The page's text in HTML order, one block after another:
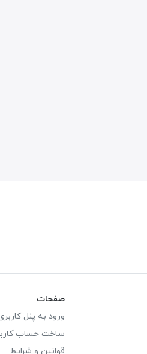
صفحات
ورود به پنل
ساخت حساب
قوانین و شرایط